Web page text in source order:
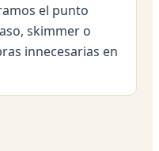
el punto
skimmer o
innecesarias en